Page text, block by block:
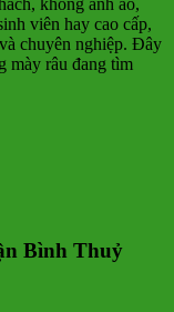
viên hay cao cấp,
chuyên nghiệp. Đây
mày râu đang tìm
Bình Thuỷ